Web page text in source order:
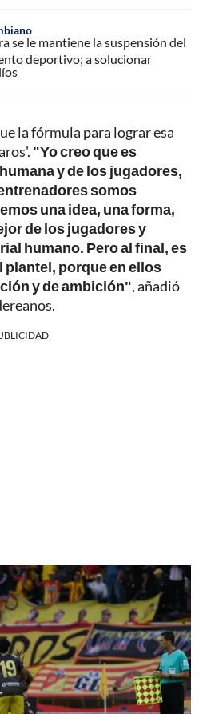
se le mantiene la suspensión del
deportivo; a solucionar
la fórmula para lograr esa
"Yo creo que es
y de los jugadores,
somos
una idea, una forma,
de los jugadores y
humano. Pero al final, es
plantel, porque en ellos
y de ambición", añadió